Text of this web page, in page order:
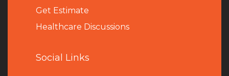
Get Estimate
Healthcare Discussions
Social Links